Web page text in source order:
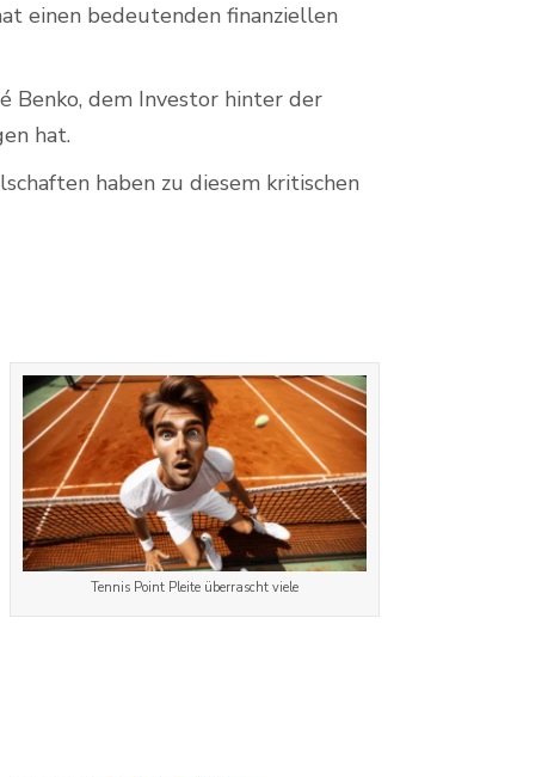
einen bedeutenden finanziellen
Benko, dem Investor hinter der
hat.
haben zu diesem kritischen
Tennis Point Pleite überrascht viele